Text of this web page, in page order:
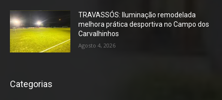
TRAVASSÓS: Iluminação remodelada
melhora prática desportiva no Campo dos
Carvalhinhos
Agosto 4, 2026
Categorias